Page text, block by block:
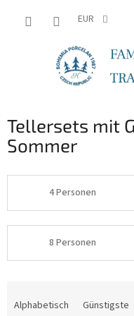
EUR
Tellersets mit
Sommer
4 Personen
8 Personen
Alphabetisch Günstigste